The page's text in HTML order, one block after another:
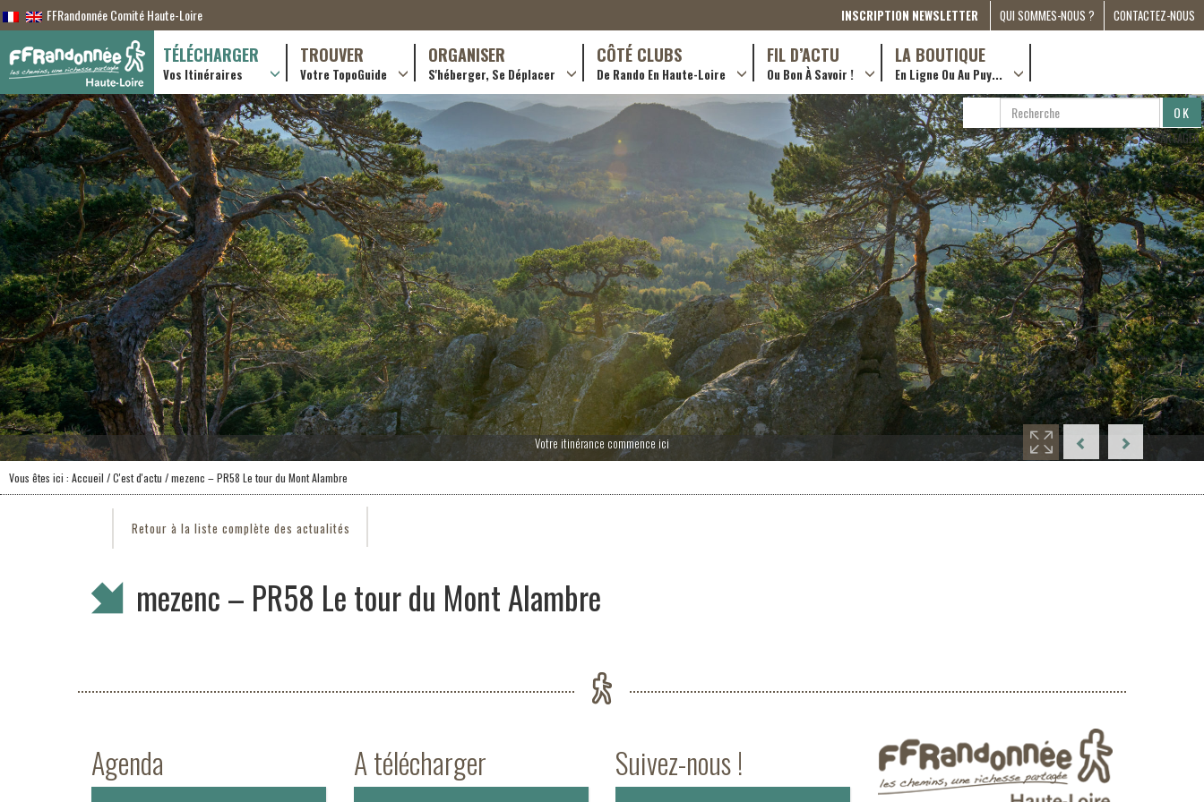
Votre itinérance commence ici
FFRandonnée Comité Haute-Loire INSCRIPTION NEWSLETTER
QUI SOMMES-NOUS ?
A PROPOS
PRESSE
PARTENARIATS
ESPACE MÉDIA
COMPAGNON DE ROUTE
2022
CONTACTEZ-NOUS
TÉLÉCHARGER
Vos Itinéraires
TROUVER
Votre TopoGuide
Randonnées itinerantes (GR)
Randonnées à la journée (PR)
Boutique en ligne
Pratique & conseils
ORGANISER
S'héberger, Se Déplacer
Hôtellerie
Gîtes et chambres d’hôtes
Campings
Restaurants
Transporteurs & services
CÔTÉ CLUBS
De Rando En Haute-Loire
Formations en rando 2024
Rando douce
Trouver un club
Adhérer
Créer un club
Ordre de mission et note de frais
FIL D’ACTU
Ou Bon À Savoir !
LA BOUTIQUE
En Ligne Ou Au Puy...
… en ville !
…en ligne !
RECHERCHER
RECHERCHE
PARTAGER
Vous êtes ici : Accueil /C'est d'actu / mezenc – PR58 Le tour du Mont Alambre
Retour à la liste complète des actualités
mezenc – PR58 Le tour du Mont Alambre
Agenda A télécharger Suivez-nous !